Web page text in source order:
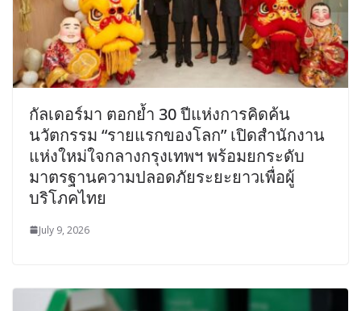
กัลเดอร์มา ตอกย้ำ 30 ปีแห่งการคิดค้น
นวัตกรรม “รายแรกของโลก” เปิดสำนักงาน
แห่งใหม่ใจกลางกรุงเทพฯ พร้อมยกระดับ
มาตรฐานความปลอดภัยระยะยาวเพื่อผู้
บริโภคไทย
July 9, 2026